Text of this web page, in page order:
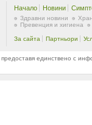
Начало Новини
Здравни новини
Превенция и хигиена
За сайта Партньори
единствено с